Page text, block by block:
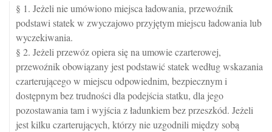
§ 1. Jeżeli nie umówiono miejsca ładowania, przewoźnik
podstawi statek w zwyczajowo przyjętym miejscu ładowania lub
wyczekiwania.
§ 2. Jeżeli przewóz opiera się na umowie czarterowej,
przewoźnik obowiązany jest podstawić statek według wskazania
czarterującego w miejscu odpowiednim, bezpiecznym i
dostępnym bez trudności dla podejścia statku, dla jego
pozostawania tam i wyjścia z ładunkiem bez przeszkód. Jeżeli
jest kilku czarterujących, którzy nie uzgodnili między sobą